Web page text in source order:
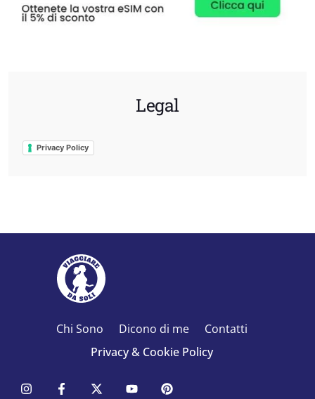
Legal
Privacy Policy
Chi Sono Dicono di me
Contatti
Privacy & Cookie Policy